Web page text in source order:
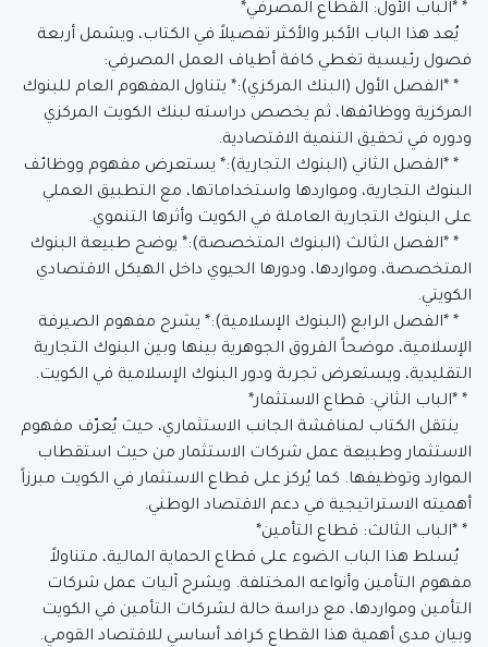
* *الباب الأول: القطاع المصرفي*
يُعد هذا الباب الأكبر والأكثر تفصيلاً في الكتاب، ويشمل أربعة
فصول رئيسية تغطي كافة أطياف العمل المصرفي:
* *الفصل الأول (البنك المركزي):* يتناول المفهوم العام للبنوك
المركزية ووظائفها، ثم يخصص دراسته لبنك الكويت المركزي
ودوره في تحقيق التنمية الاقتصادية.
* *الفصل الثاني (البنوك التجارية):* يستعرض مفهوم ووظائف
البنوك التجارية، ومواردها واستخداماتها، مع التطبيق العملي
على البنوك التجارية العاملة في الكويت وأثرها التنموي.
* *الفصل الثالث (البنوك المتخصصة):* يوضح طبيعة البنوك
المتخصصة، ومواردها، ودورها الحيوي داخل الهيكل الاقتصادي
الكويتي.
* *الفصل الرابع (البنوك الإسلامية):* يشرح مفهوم الصيرفة
الإسلامية، موضحاً الفروق الجوهرية بينها وبين البنوك التجارية
التقليدية، ويستعرض تجربة ودور البنوك الإسلامية في الكويت.
* *الباب الثاني: قطاع الاستثمار*
ينتقل الكتاب لمناقشة الجانب الاستثماري، حيث يُعرّف مفهوم
الاستثمار وطبيعة عمل شركات الاستثمار من حيث استقطاب
الموارد وتوظيفها. كما يُركز على قطاع الاستثمار في الكويت مبرزاً
أهميته الاستراتيجية في دعم الاقتصاد الوطني.
* *الباب الثالث: قطاع التأمين*
يُسلط هذا الباب الضوء على قطاع الحماية المالية، متناولاً
مفهوم التأمين وأنواعه المختلفة. ويشرح آليات عمل شركات
التأمين ومواردها، مع دراسة حالة لشركات التأمين في الكويت
وبيان مدى أهمية هذا القطاع كرافد أساسي للاقتصاد القومي.